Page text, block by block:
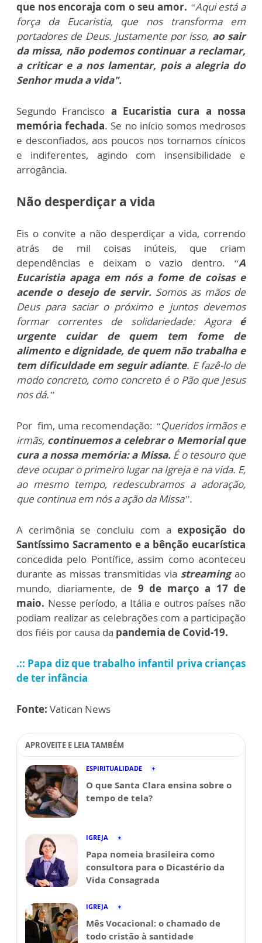
que nos encoraja com o seu amor. “Aqui está a
força da Eucaristia, que nos transforma em
portadores de Deus. Justamente por isso, ao sair
da missa, não podemos continuar a reclamar,
a criticar e a nos lamentar, pois a alegria do
Senhor muda a vida".
Segundo Francisco a Eucaristia cura a nossa
memória fechada. Se no início somos medrosos
e desconfiados, aos poucos nos tornamos cínicos
e indiferentes, agindo com insensibilidade e
arrogância.
Não desperdiçar a vida
Eis o convite a não desperdiçar a vida, correndo
atrás de mil coisas inúteis, que criam
dependências e deixam o vazio dentro. “A
Eucaristia apaga em nós a fome de coisas e
acende o desejo de servir.Somos as mãos de
Deus para saciar o próximo e juntos devemos
formar correntes de solidariedade: Agoraé
urgente cuidar de quem tem fome de
alimento e dignidade, de quem não trabalha e
tem dificuldade em seguir adiante. E fazê-lo de
modo concreto, como concreto é o Pão que Jesus
nos dá.”
Por fim, uma recomendação: “Queridos irmãos e
irmãs, continuemos a celebrar o Memorial que
cura a nossa memória: a Missa.É o tesouro que
deve ocupar o primeiro lugar na Igreja e na vida. E,
ao mesmo tempo, redescubramos a adoração,
que continua em nós a ação da Missa”.
A cerimônia se concluiu com a exposição do
Santíssimo Sacramento e a bênção eucarística
concedida pelo Pontífice, assim como aconteceu
durante as missas transmitidas via streamingao
mundo, diariamente, de 9 de março a 17 de
maio. Nesse período, a Itália e outros países não
podiam realizar as celebrações com a participação
dos fiéis por causa da pandemia de Covid-19.
.:: Papa diz que trabalho infantil priva crianças
de ter infância
Fonte: Vatican News
APROVEITE E LEIA TAMBÉM
ESPIRITUALIDADE
O que Santa Clara ensina sobre o
tempo de tela?
IGREJA
Papa nomeia brasileira como
consultora para o Dicastério da
Vida Consagrada
IGREJA
Mês Vocacional: o chamado de
todo cristão à santidade